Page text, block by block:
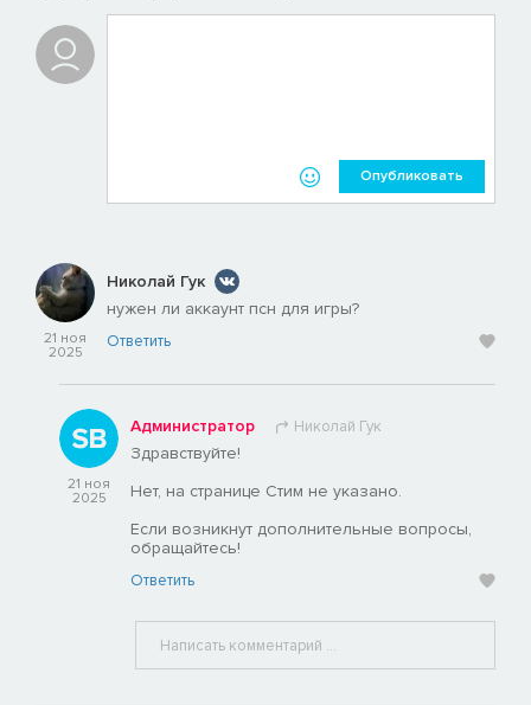
Опубликовать
21 ноя
2025
Николай Гук
нужен ли аккаунт псн для игры?
Ответить
21 ноя
2025
Администратор Николай Гук
Здравствуйте!
Нет, на странице Стим не указано.
Если возникнут дополнительные вопросы,
обращайтесь!
Ответить